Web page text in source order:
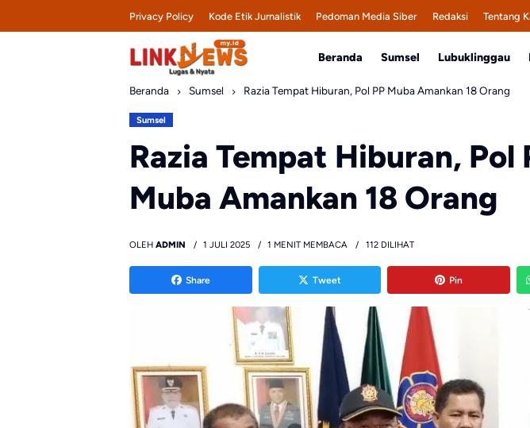
Privacy Policy Kode Etik Jurnalistik Pedoman Media Siber Redaksi Tentang
Beranda Sumsel Lubuklinggau
Beranda Sumsel Razia Tempat Hiburan, Pol PP Muba Amankan 18 Orang
Sumsel
Razia Tempat Hiburan, Pol
Muba Amankan 18 Orang
OLEH ADMIN 1 JULI 2025 1 MENIT MEMBACA 112 DILIHAT
Share Tweet Pin